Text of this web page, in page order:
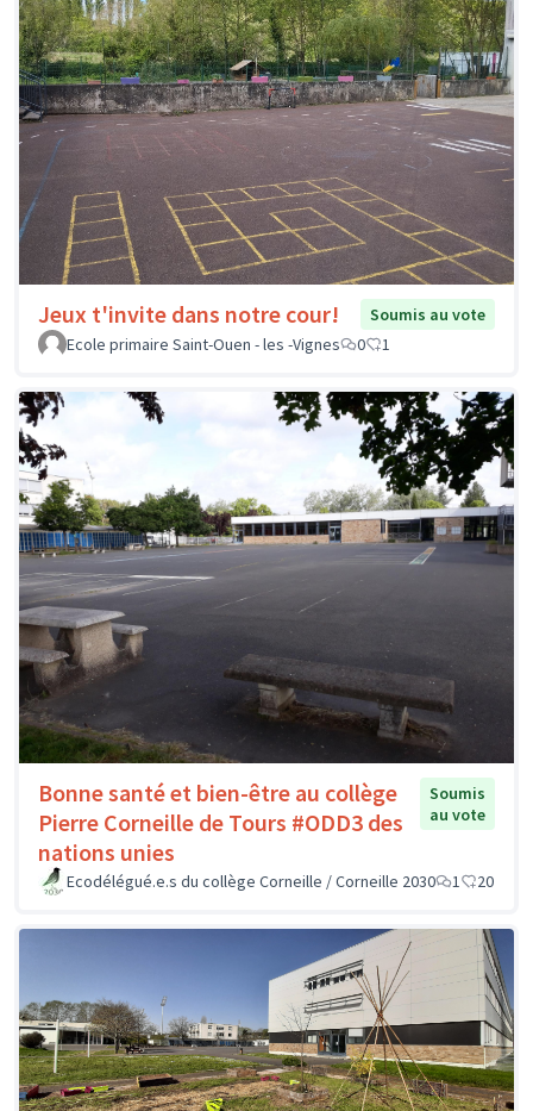
Jeux t'invite dans notre cour!
Soumis au vote
Ecole primaire Saint-Ouen - les -Vignes
0 1
Bonne santé et bien-être au collège
Pierre Corneille de Tours #ODD3 des
nations unies
Soumis
au vote
Ecodélégué.e.s du collège Corneille / Corneille 2030 1 20